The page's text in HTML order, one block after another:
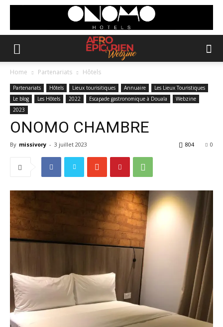
Home Partenariats Hôtels
Partenariats Hôtels Lieux tourisitiques Annuaire
Les Lieux Touristiques
Le blog
Les Hôtels 2022 Escapade gastronomique à Douala
Webzine
2023
ONOMO CHAMBRE
By missivory - 3 juillet 2023 0
804